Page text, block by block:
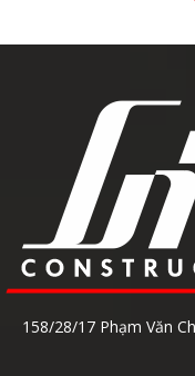
158/28/17 Phạm Văn